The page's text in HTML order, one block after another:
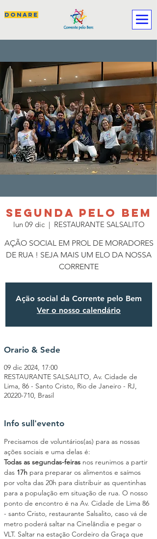
DONARE
SEGUNDA PELO BEM
lun 09 dic
  |
RESTAURANTE SALSALITO
AÇÃO SOCIAL EM PROL DE MORADORES
DE RUA ! SEJA MAIS UM ELO DA NOSSA
CORRENTE
Ação social da Corrente pelo Bem
Ver o nosso calendário
Orario & Sede
09 dic 2024, 17:00
RESTAURANTE SALSALITO, Av. Cidade de
Lima, 86 - Santo Cristo, Rio de Janeiro - RJ,
20220-710, Brasil
Info sull'evento
Precisamos de voluntários(as) para as nossas
ações sociais e uma delas é:
Todas as segundas-feiras nos reunimos a partir
das 17h para preparar os alimentos e saímos
por volta das 20h para distribuir as quentinhas
para a população em situação de rua. O nosso
ponto de encontro é na Av. Cidade de Lima 86
- santo Cristo, restaurante Salsalito, caso vá de
metro poderá saltar na Cinelândia e pegar o
VLT. Saltar na estação Cordeiro da Graça que